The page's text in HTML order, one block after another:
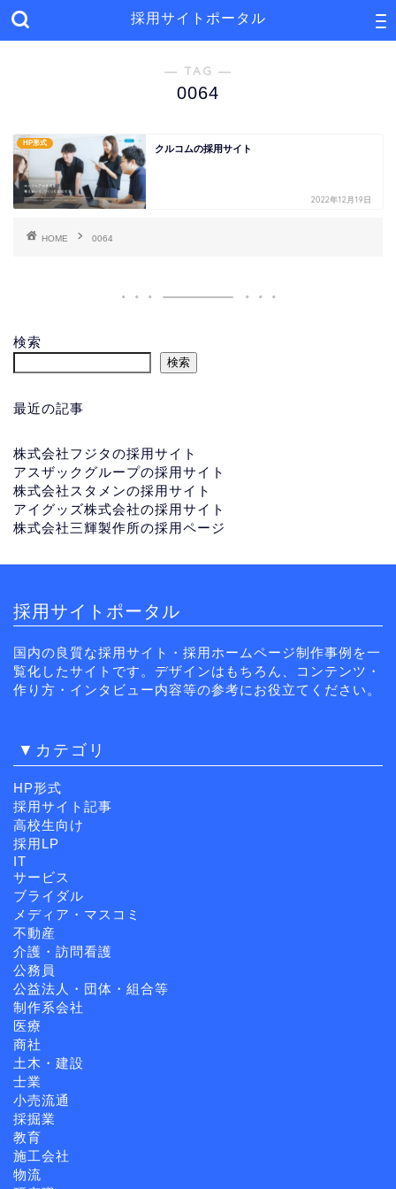
採用サイトポータル
― TAG ―
0064
HP形式
クルコムの採用サイト
2022年12月19日
HOME 0064
検索
検索
最近の記事
株式会社フジタの採用サイト
アスザックグループの採用サイト
株式会社スタメンの採用サイト
アイグッズ株式会社の採用サイト
株式会社三輝製作所の採用ページ
採用サイトポータル
国内の良質な採用サイト・採用ホームページ制作事例を一
覧化したサイトです。デザインはもちろん、コンテンツ・
作り方・インタビュー内容等の参考にお役立てください。
▼カテゴリ
HP形式
採用サイト記事
高校生向け
採用LP
IT
サービス
ブライダル
メディア・マスコミ
不動産
介護・訪問看護
公務員
公益法人・団体・組合等
制作系会社
医療
商社
土木・建設
士業
小売流通
採掘業
教育
施工会社
物流